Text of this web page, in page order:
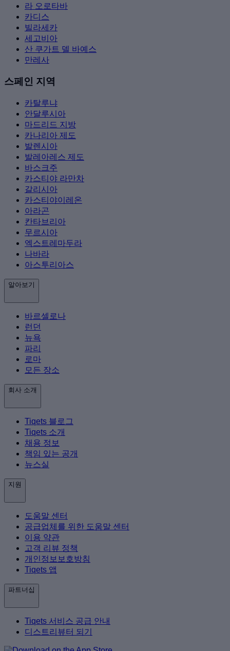
라 오로타바
카디스
빌라세카
세고비아
산 쿠가트 델 바예스
만레사
스페인 지역
카탈루냐
안달루시아
마드리드 지방
카나리아 제도
발렌시아
발레아레스 제도
바스크주
카스티야 라만차
갈리시아
카스티야이레온
아라곤
칸타브리아
무르시아
엑스트레마두라
나바라
아스투리아스
알아보기
바르셀로나
런던
뉴욕
파리
로마
모든 장소
회사 소개
Tiqets 블로그
Tiqets 소개
채용 정보
책임 있는 공개
뉴스실
지원
도움말 센터
공급업체를 위한 도움말 센터
이용 약관
고객 리뷰 정책
개인정보보호방침
Tiqets 앱
파트너십
Tiqets 서비스 공급 안내
디스트리뷰터 되기